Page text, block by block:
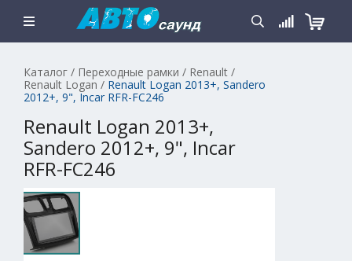
Каталог / Переходные рамки / Renault /
Renault Logan / Renault Logan 2013+, Sandero
2012+, 9", Incar RFR-FC246
Renault Logan 2013+,
Sandero 2012+, 9", Incar
RFR-FC246